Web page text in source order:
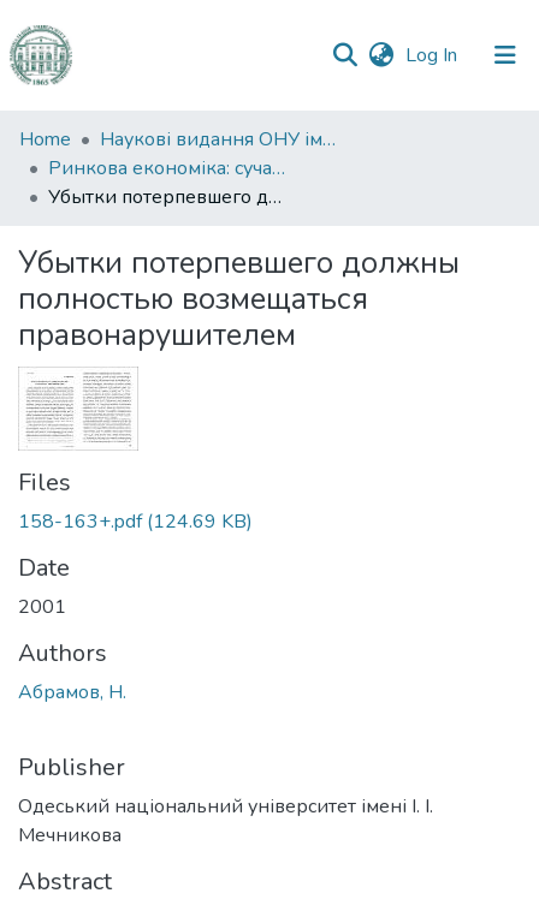
Log In (current)
Communities
&
Collections
Statistics
Home
Наукові видання ОНУ імені І. І. Мечникова
Ринкова економіка: сучасна теорія і практика управління
Убытки потерпевшего должны полностью возмещаться правонарушителем
Убытки потерпевшего должны
полностью возмещаться
правонарушителем
Files
158-163+.pdf(124.69 KB)
Date
2001
Authors
Абрамов, Н.
Publisher
Одеський національний університет імені І. І.
Мечникова
Abstract